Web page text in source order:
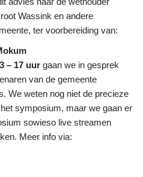
Wassink en andere
ter voorbereiding van:
– 17 uur gaan we in gesprek
van de gemeente
We weten nog niet de precieze
symposium, maar we gaan er
sowieso live streamen
Meer info via: